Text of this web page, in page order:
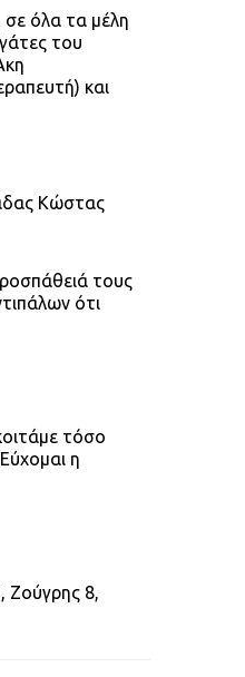
σε όλα τα μέλη
του
και
Κώστας
τους
ότι
τόσο
η
Ζούγρης 8,